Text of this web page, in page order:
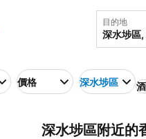
目的地
價格 深水埗區
深水埗區附近的